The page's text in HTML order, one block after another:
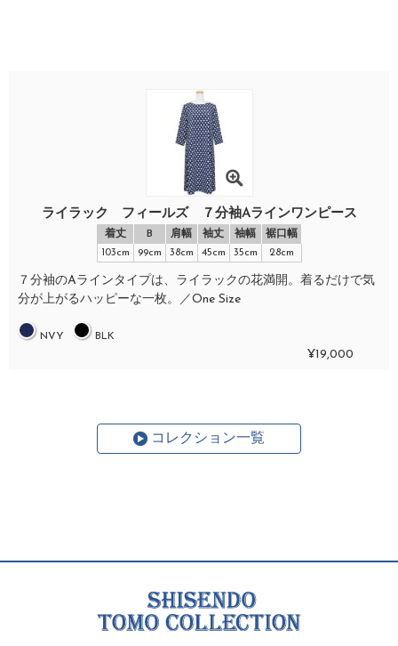
ライラック フィールズ ７分袖Aラインワンピース
着丈 B 肩幅 袖丈 袖幅
裾口幅
103cm
99cm 38cm 45cm 35cm 28cm
７分袖のAラインタイプは、ライラックの花満開。着るだけで気
分が上がるハッピーな一枚。／One Size
NVY BLK
¥19,000
コレクション一覧